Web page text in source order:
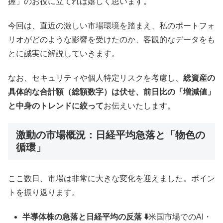
今回は、直近の激しい市場環境を踏まえ、私のポートフォ
リオがどのような影響を受けたのか、客観的なデータをも
とに誠実に解説していきます。
なお、セキュリティや個人特定リスクを考慮し、 総資産の
具体的な合計額（総額数字）は伏せ、前日比の「増減値」
と中身のトレンドに絞ってお伝えいたします。
激動の市場概況：日経平均急落と「物色の
循環」
ここ数日、市場は非常に大きな変化を迎えました。ポイン
トを振り返ります。
半導体株の急落と日経平均の反落 ⬇️米国市場でのAI・